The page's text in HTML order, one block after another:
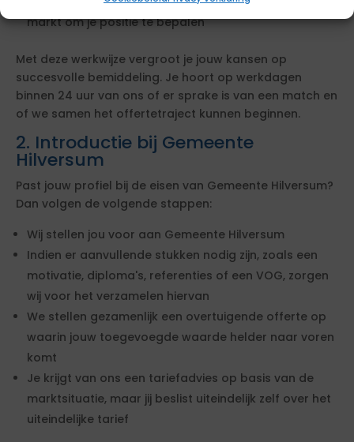
markt om je positie te bepalen
Met deze werkwijze vergroot je jouw kansen op
succesvolle bemiddeling. Je hoort op werkdagen
binnen 24 uur van ons of er sprake is van een match en
of we samen het offertetraject kunnen beginnen.
2. Introductie bij Gemeente
Hilversum
Past jouw profiel bij de eisen van Gemeente Hilversum?
Dan volgen de volgende stappen:
Wij stellen jou voor aan Gemeente Hilversum
Indien er aanvullende stukken nodig zijn, zoals een
motivatie, diploma's, referenties of een VOG, zorgen
wij voor het verzamelen hiervan
We stellen gezamenlijk een overtuigende offerte op
waarin jouw toegevoegde waarde helder naar voren
komt
Je krijgt van ons een tariefadvies op basis van de
marktsituatie, maar jij beslist uiteindelijk zelf over het
uiteindelijke tarief